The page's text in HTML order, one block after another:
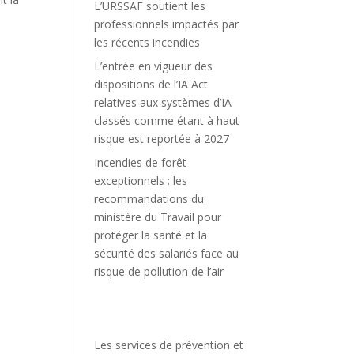
L’URSSAF soutient les
professionnels impactés par
les récents incendies
L’entrée en vigueur des
dispositions de l’IA Act
relatives aux systèmes d’IA
classés comme étant à haut
risque est reportée à 2027
Incendies de forêt
exceptionnels : les
recommandations du
ministère du Travail pour
protéger la santé et la
sécurité des salariés face au
risque de pollution de l’air
Les services de prévention et